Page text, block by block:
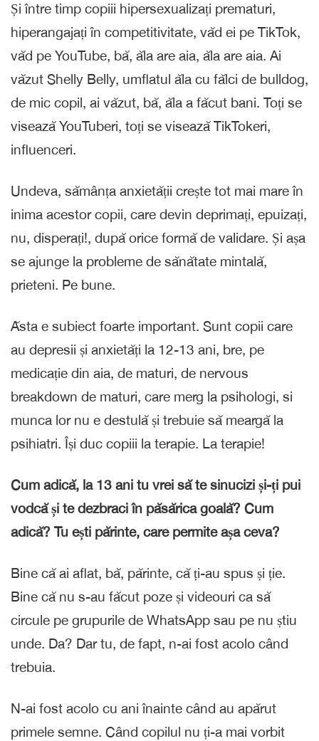
Și între timp copiii hipersexualizați prematuri,
hiperangajați în competitivitate, văd ei pe TikTok,
văd pe YouTube, bă, ăla are aia, ăla are aia. Ai
văzut Shelly Belly, umflatul ăla cu fălci de bulldog,
de mic copil, ai văzut, bă, ăla a făcut bani. Toți se
visează YouTuberi, toți se visează TikTokeri,
influenceri.
Undeva, sămânța anxietății crește tot mai mare în
inima acestor copii, care devin deprimați, epuizați,
nu, disperați!, după orice formă de validare. Și așa
se ajunge la probleme de sănătate mintală,
prieteni. Pe bune.
Ăsta e subiect foarte important. Sunt copii care
au depresii și anxietăți la 12-13 ani, bre, pe
medicație din aia, de maturi, de nervous
breakdown de maturi, care merg la psihologi, si
munca lor nu e destulă și trebuie să meargă la
psihiatri. Își duc copiii la terapie. La terapie!
Cum adică, la 13 ani tu vrei să te sinucizi și-ți pui
vodcă și te dezbraci în păsărica goală? Cum
adică? Tu ești părinte, care permite așa ceva?
Bine că ai aflat, bă, părinte, că ți-au spus și ție.
Bine că nu s-au făcut poze și videouri ca să
circule pe grupurile de WhatsApp sau pe nu știu
unde. Da? Dar tu, de fapt, n-ai fost acolo când
trebuia.
N-ai fost acolo cu ani înainte când au apărut
primele semne. Când copilul nu ți-a mai vorbit